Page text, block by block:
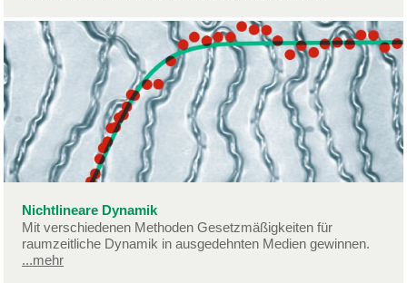
Nichtlineare Dynamik
Mit verschiedenen Methoden Gesetzmäßigkeiten für
raumzeitliche Dynamik in ausgedehnten Medien gewinnen.
...mehr